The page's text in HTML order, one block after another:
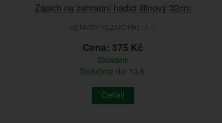
Zápich na zahradní hadici litinový 32cm
UŽ NIKDY NEZAKOPNETE !!!
Cena: 375 Kč
Skladem
Doručíme do: 10.8.
Detail